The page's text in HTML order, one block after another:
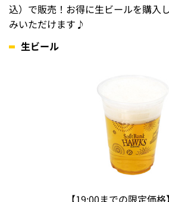
7月31日（金）は、タマスタ筑後がア
家族と！仕事終わりに仲間と！金曜